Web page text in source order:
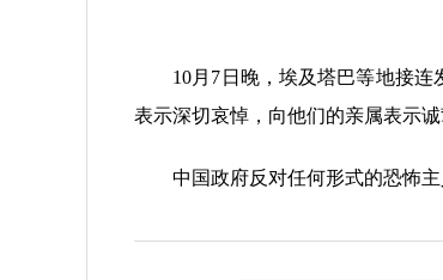
10月7日晚，埃及塔巴等地接连发
表示深切哀悼，向他们的亲属表示诚
中国政府反对任何形式的恐怖主